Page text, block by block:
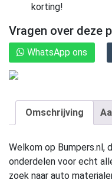
korting!
Vragen over deze
WhatsApp ons
Omschrijving
Welkom op Bumpers.nl,
onderdelen voor echt
zoek naar auto